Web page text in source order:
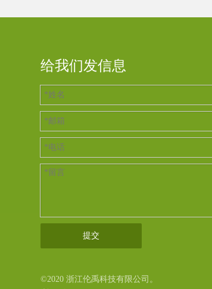
给我们发信息
提交
©2020 浙江伦禹科技有限公司。